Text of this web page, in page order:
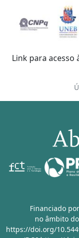
Link para acesso
Financiado
no âmbito
https://doi.org/